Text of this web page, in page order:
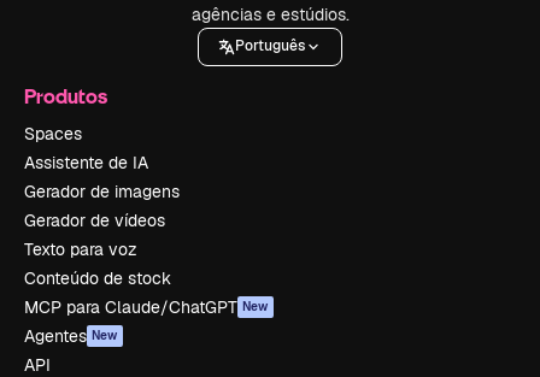
agências e estúdios.
Português
Produtos
Spaces
Assistente de IA
Gerador de imagens
Gerador de vídeos
Texto para voz
Conteúdo de stock
MCP para Claude/ChatGPT New
Agentes New
API